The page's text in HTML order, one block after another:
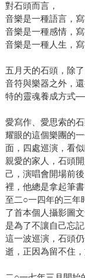
對石頭而言，
音樂是一種語言，寫
音樂是一種感情，寫
音樂是一種人生，寫
五月天的石頭，除
音符與樂器之外，
特的靈魂養成方式
愛寫作、愛思索的
耀眼的這個樂團的
面，四處巡演，看
親愛的家人，石頭
己，演唱會開場前
裡，他總是拿起筆
至二○一四年的三年
了首本個人攝影圖
是為了不讓自己忘
這一波巡演，石頭
逝，正因為留不住